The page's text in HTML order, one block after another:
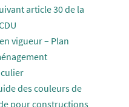
article 30 de la
vigueur – Plan
des couleurs de
pour constructions